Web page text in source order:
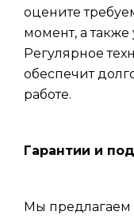
оцените
момент, а также
Регулярное
обеспечит
работе.
Гарантии и
Мы предлагаем